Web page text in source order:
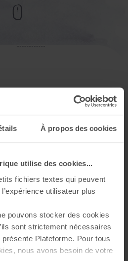
À propos des cookies
utilise des cookies...
fichiers textes qui peuvent
utilisateur plus
pouvons stocker des cookies
sont strictement nécessaires
Plateforme. Pour tous
nous avons besoin de votre
de mieux répondre aux
notamment dans le cadre
et deFrançais Langue
un environnement